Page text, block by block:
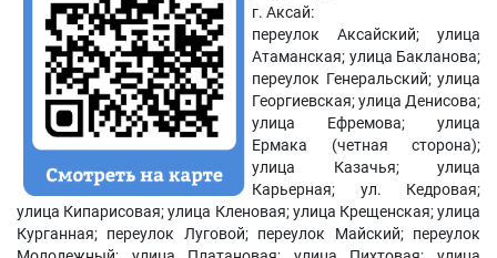
г. Аксай:
переулок Аксайский; улица
Атаманская; улица Бакланова;
переулок Генеральский; улица
Георгиевская; улица Денисова;
улица Ефремова; улица
Ермака (четная сторона);
улица Казачья; улица
Карьерная; ул. Кедровая;
улица Кипарисовая; улица Кленовая; улица Крещенская; улица
Курганная; переулок Луговой; переулок Майский; переулок